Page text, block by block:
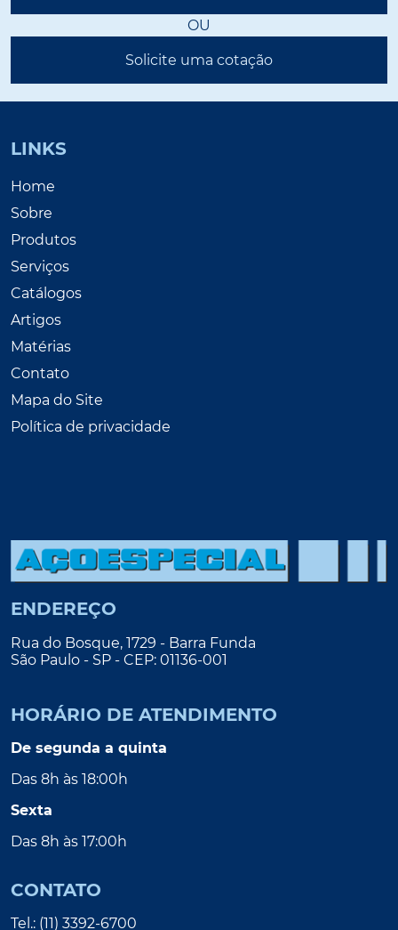
OU
Solicite uma cotação
LINKS
Home
Sobre
Produtos
Serviços
Catálogos
Artigos
Matérias
Contato
Mapa do Site
Política de privacidade
ENDEREÇO
Rua do Bosque, 1729 - Barra Funda
São Paulo - SP - CEP: 01136-001
HORÁRIO DE ATENDIMENTO
De segunda a quinta
Das 8h às 18:00h
Sexta
Das 8h às 17:00h
CONTATO
Tel.: (11) 3392-6700